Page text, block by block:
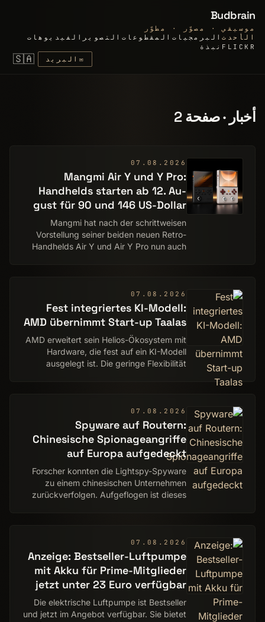
Budbrain
موسيقي · مصوّر · مطوّر
الأحدثالبرمجيات المقطوعات التصوير
الفيديوهات
FLICKR نبذة
✉ البريد 🇸🇦
أخبار · صفحة 2
07.08.2026
Mangmi Air Y und Y Pro:
Handhelds starten ab 12. Au­
gust für 90 und 146 US-Dollar
Mangmi hat nach der schrittweisen
Vorstellung seiner beiden neuen Retro-
Handhelds Air Y und Air Y Pro nun auch
07.08.2026
Fest integriertes KI-Modell:
AMD übernimmt Start-up Taalas
AMD erweitert sein Helios-Ökosystem mit
Hardware, die fest auf ein KI-Modell
ausgelegt ist. Die geringe Flexibilität
07.08.2026
Spyware auf Routern:
Chinesische Spionageangriffe
auf Europa aufgedeckt
Forscher konnten die Lightspy-Spyware
zu einem chinesischen Unternehmen
zurückverfolgen. Aufgeflogen ist dieses
07.08.2026
Anzeige: Bestseller-Luftpumpe
mit Akku für Prime-Mitglieder
jetzt unter 23 Euro verfügbar
Die elektrische Luftpumpe ist Bestseller
und jetzt im Angebot verfügbar. Sie bietet